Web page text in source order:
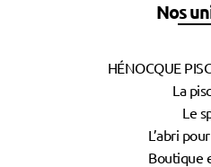
Nos
HÉNOCQUE
La
Le
L’abri
Boutique